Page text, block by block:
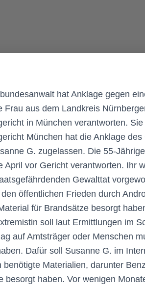
hat Anklage gegen
Frau aus dem Landkreis
in München verantworten.
München hat die Anklage
G. zugelassen. Die 55-
April vor Gericht verantworten. Ihr
Gewalttat
öffentlichen Frieden durch
für Brandsätze besorgt
soll laut Ermittlungen im
auf Amtsträger oder Menschen
Dafür soll Susanne G. im
benötigte Materialien, darunter
besorgt haben. Vor wenigen